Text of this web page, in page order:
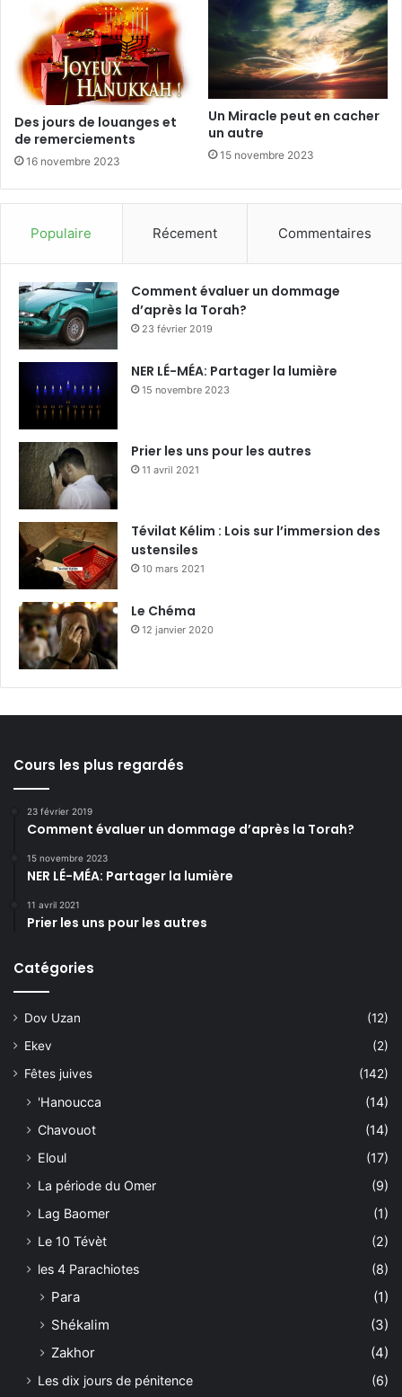
Des jours de louanges et
de remerciements
16 novembre 2023
Un Miracle peut en cacher
un autre
15 novembre 2023
Populaire Récement Commentaires
Comment évaluer un dommage
d’après la Torah?
23 février 2019
NER LÉ-MÉA: Partager la lumière
15 novembre 2023
Prier les uns pour les autres
11 avril 2021
Tévilat Kélim : Lois sur l’immersion des
ustensiles
10 mars 2021
Le Chéma
12 janvier 2020
Cours les plus regardés
23 février 2019
Comment évaluer un dommage d’après la Torah?
15 novembre 2023
NER LÉ-MÉA: Partager la lumière
11 avril 2021
Prier les uns pour les autres
Catégories
Dov Uzan
(12)
Ekev
(2)
Fêtes juives
(142)
'Hanoucca
(14)
Chavouot
(14)
Eloul
(17)
La période du Omer
(9)
Lag Baomer
(1)
Le 10 Tévèt
(2)
les 4 Parachiotes
(8)
Para
(1)
Shékalim
(3)
Zakhor
(4)
Les dix jours de pénitence (6)